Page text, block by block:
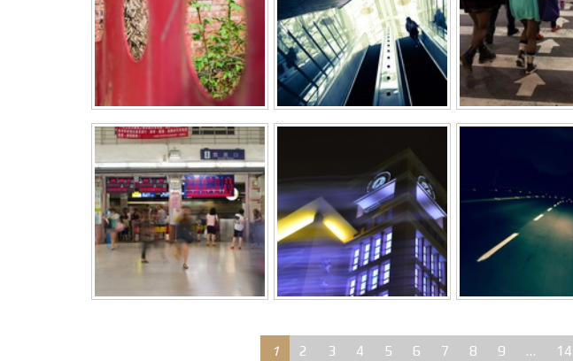
1 2 3 4 5 6 7 8 9 … 14